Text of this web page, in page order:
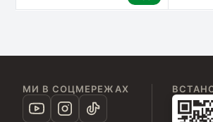
МИ В СОЦМЕРЕЖАХ